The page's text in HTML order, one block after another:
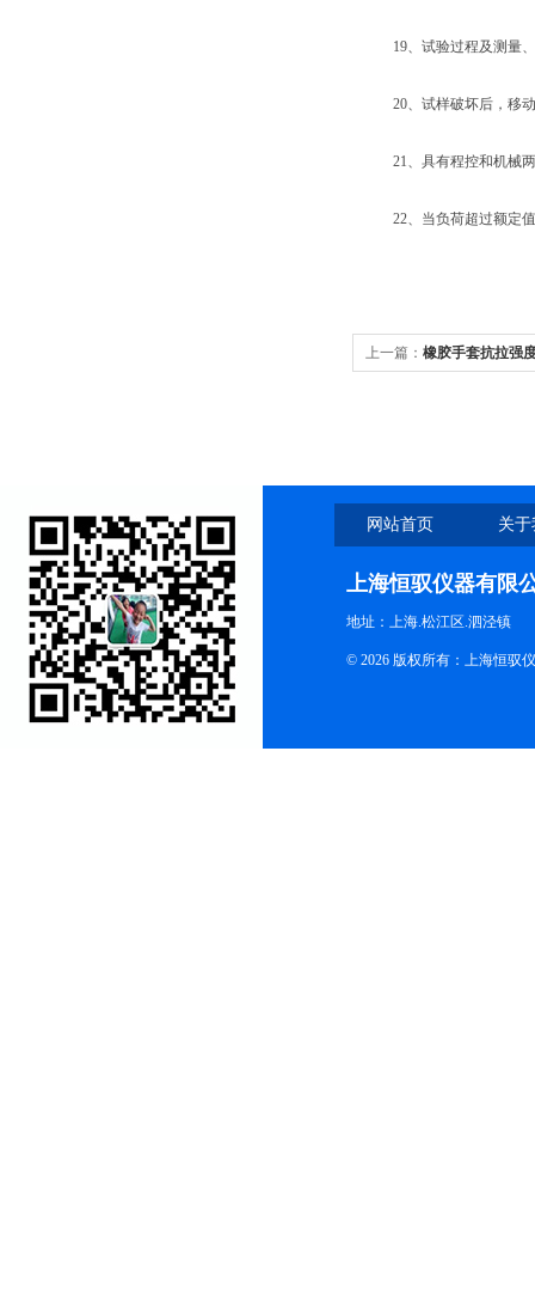
19、试验过程及测量、
20、试样破坏后，移动
21、具有程控和机械两
22、当负荷超过额定值
上一篇： 橡胶手套抗拉强
网站首页 关
上海恒驭仪器有限
地址：上海.松江区.泗泾镇
© 2026 版权所有：上海恒驭